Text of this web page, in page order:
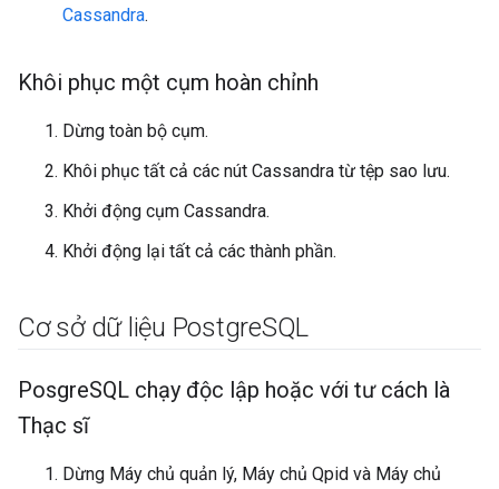
Cassandra.
Khôi phục một cụm hoàn chỉnh
Dừng toàn bộ cụm.
Khôi phục tất cả các nút Cassandra từ tệp sao lưu.
Khởi động cụm Cassandra.
Khởi động lại tất cả các thành phần.
Cơ sở dữ liệu PostgreSQL
PosgreSQL chạy độc lập hoặc với tư cách là
Thạc sĩ
Dừng Máy chủ quản lý, Máy chủ Qpid và Máy chủ